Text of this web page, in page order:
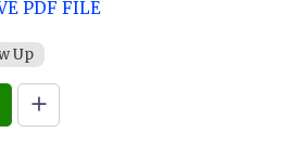
PDF FILE
Up